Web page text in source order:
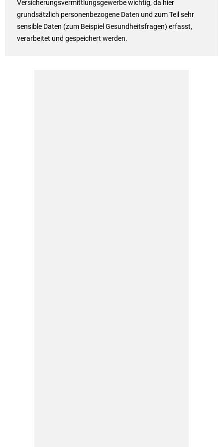
Versicherungsvermittlungsgewerbe wichtig, da hier
grundsätzlich personenbezogene Daten und zum Teil sehr
sensible Daten (zum Beispiel Gesundheitsfragen) erfasst,
verarbeitet und gespeichert werden.